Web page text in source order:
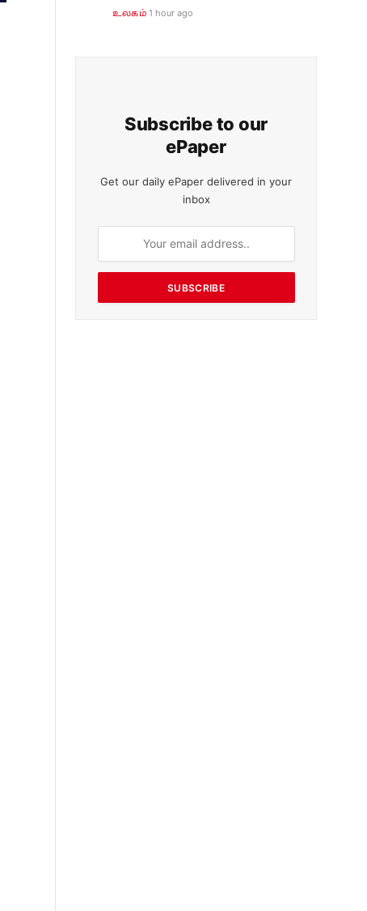
உலகம் 1 hour ago
Subscribe to our
ePaper
Get our daily ePaper delivered in your
inbox
SUBSCRIBE